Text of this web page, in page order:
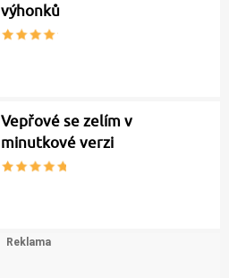
výhonků
Vepřové se zelím v
minutkové verzi